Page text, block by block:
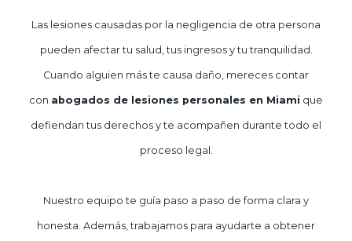
Las lesiones causadas por la negligencia de otra persona
pueden afectar tu salud, tus ingresos y tu tranquilidad.
Cuando alguien más te causa daño, mereces contar
con abogados de lesiones personales en Miami que
defiendan tus derechos y te acompañen durante todo el
proceso legal.
Nuestro equipo te guía paso a paso de forma clara y
honesta. Además, trabajamos para ayudarte a obtener